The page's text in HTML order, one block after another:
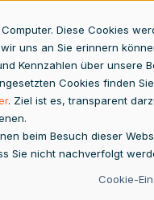
Diese Cookies
uns an Sie erinnern
Kennzahlen über unsere
Cookies finden
. Ziel ist es, transparent
beim Besuch dieser
Sie nicht nachverfolgt
Cookie-